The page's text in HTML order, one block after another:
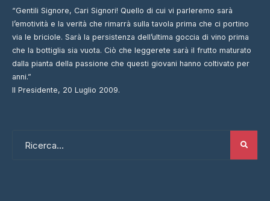
“Gentili Signore, Cari Signori! Quello di cui vi parleremo sarà
l’emotività e la verità che rimarrà sulla tavola prima che ci portino
via le briciole. Sarà la persistenza dell’ultima goccia di vino prima
che la bottiglia sia vuota. Ciò che leggerete sarà il frutto maturato
dalla pianta della passione che questi giovani hanno coltivato per
anni.”
Il Presidente, 20 Luglio 2009.